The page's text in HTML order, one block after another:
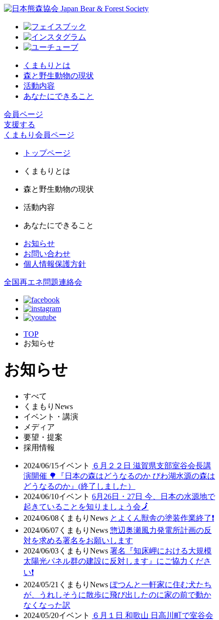
くまもりとは
森と野生動物の現状
活動内容
あなたにできること
会員ページ
支援する
くまもり会員ページ
トップページ
くまもりとは
森と野生動物の現状
活動内容
あなたにできること
お知らせ
お問い合わせ
個人情報保護方針
全国再エネ問題連絡会
TOP
お知らせ
お知らせ
すべて
くまもりNews
イベント・講演
メディア
要望・提案
採用情報
2024/06/15イベント
６月２２日 滋賀県支部室谷会長講
演開催 🌳『日本の森はどうなるのか びわ湖水源の森は
どうなるのか』(終了しました）
2024/06/10イベント 6月26日・27日 今、日本の水源地で
起きていることを知りましょう会🗾
2024/06/08 くまもりNews とよくん獣舎の塗装作業終了❗
2024/06/07 くまもりNews 惣辺奥瀬風力発電所計画の反
対を求める署名をお願いします
2024/06/03 くまもりNews 署名『知床岬における大規模
太陽光パネル群の建設に反対します』にご協力くださ
い❗
2024/05/21 くまもりNews ぽつんと一軒家に住む犬たち
が、うれしそうに散歩に飛び出したのに家の前で動か
なくなった訳
2024/05/20イベント
６月１日 和歌山 日高川町で室谷会